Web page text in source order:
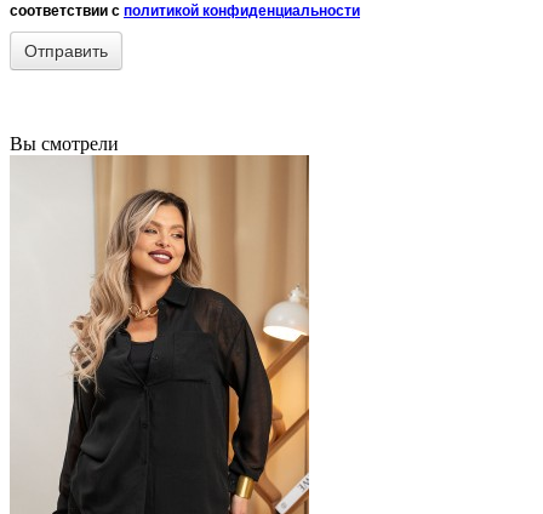
соответствии с политикой конфиденциальности
Вы смотрели